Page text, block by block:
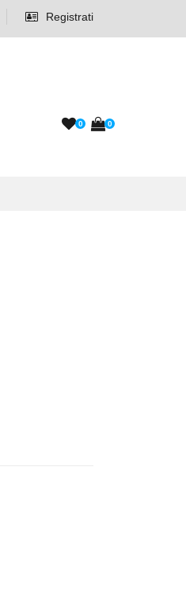
Registrati
0 0